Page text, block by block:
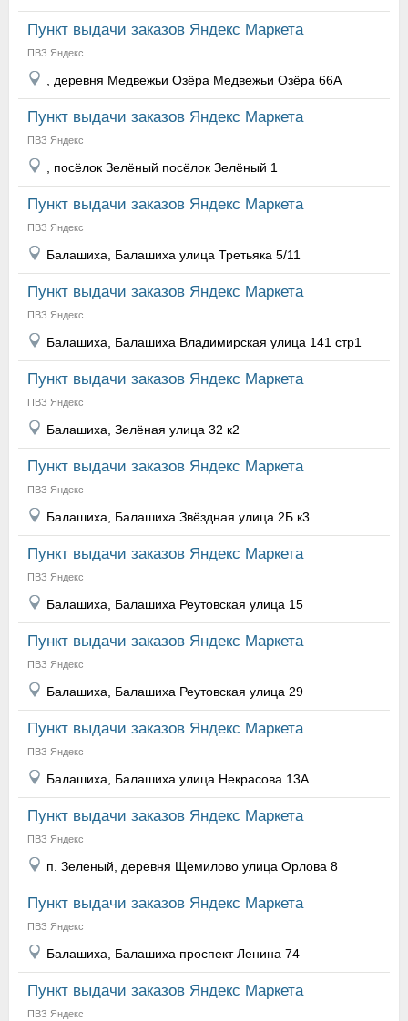
Пункт выдачи заказов Яндекс Маркета
ПВЗ Яндекс
, деревня Медвежьи Озёра Медвежьи Озёра 66А
Пункт выдачи заказов Яндекс Маркета
ПВЗ Яндекс
, посёлок Зелёный посёлок Зелёный 1
Пункт выдачи заказов Яндекс Маркета
ПВЗ Яндекс
Балашиха, Балашиха улица Третьяка 5/11
Пункт выдачи заказов Яндекс Маркета
ПВЗ Яндекс
Балашиха, Балашиха Владимирская улица 141 стр1
Пункт выдачи заказов Яндекс Маркета
ПВЗ Яндекс
Балашиха, Зелёная улица 32 к2
Пункт выдачи заказов Яндекс Маркета
ПВЗ Яндекс
Балашиха, Балашиха Звёздная улица 2Б к3
Пункт выдачи заказов Яндекс Маркета
ПВЗ Яндекс
Балашиха, Балашиха Реутовская улица 15
Пункт выдачи заказов Яндекс Маркета
ПВЗ Яндекс
Балашиха, Балашиха Реутовская улица 29
Пункт выдачи заказов Яндекс Маркета
ПВЗ Яндекс
Балашиха, Балашиха улица Некрасова 13А
Пункт выдачи заказов Яндекс Маркета
ПВЗ Яндекс
п. Зеленый, деревня Щемилово улица Орлова 8
Пункт выдачи заказов Яндекс Маркета
ПВЗ Яндекс
Балашиха, Балашиха проспект Ленина 74
Пункт выдачи заказов Яндекс Маркета
ПВЗ Яндекс